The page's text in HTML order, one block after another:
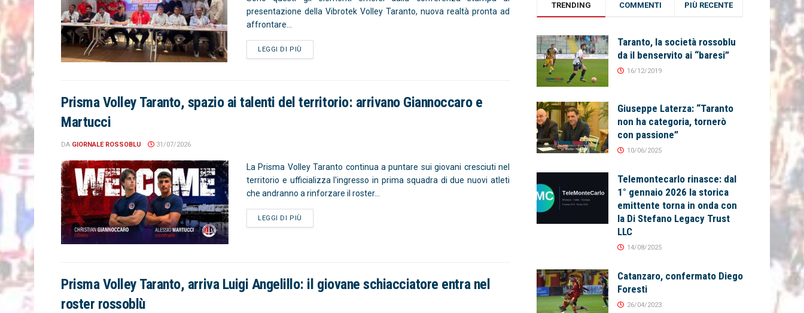
presentazione della Vibrotek Volley Taranto, nuova realtà pronta ad
affrontare...
LEGGI DI PIÙ
Prisma Volley Taranto, spazio ai talenti del territorio: arrivano Giannoccaro e
Martucci
DA GIORNALE ROSSOBLU 31/07/2026
La Prisma Volley Taranto continua a puntare sui giovani cresciuti nel
territorio e ufficializza l'ingresso in prima squadra di due nuovi atleti
che andranno a rinforzare il roster...
LEGGI DI PIÙ
Prisma Volley Taranto, arriva Luigi Angelillo: il giovane schiacciatore entra nel
roster rossoblù
TRENDING COMMENTI PIÙ RECENTE
Taranto, la società rossoblu
da il benservito ai “baresi”
16/12/2019
Giuseppe Laterza: “Taranto
non ha categoria, tornerò
con passione”
10/06/2025
Telemontecarlo rinasce: dal
1° gennaio 2026 la storica
emittente torna in onda con
la Di Stefano Legacy Trust
LLC
14/08/2025
Catanzaro, confermato Diego
Foresti
26/04/2023